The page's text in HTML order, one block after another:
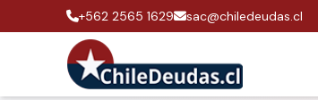
+562 2565 1629 sac@chiledeudas.cl